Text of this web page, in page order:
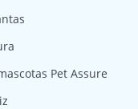
Pet Assure